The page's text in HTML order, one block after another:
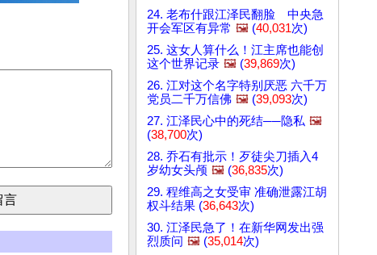
24. 老布什跟江泽民翻脸 中央急
开会军区有异常 🖼️ (40,031次)
25. 这女人算什么！江主席也能创
这个世界记录 🖼️ (39,869次)
26. 江对这个名字特别厌恶 六千万
党员二千万信佛 🖼️ (39,093次)
27. 江泽民心中的死结──隐私 🖼️
(38,700次)
28. 乔石有批示！歹徒尖刀插入4
岁幼女头颅 🖼️ (36,835次)
29. 程维高之女受审 准确泄露江胡
权斗结果 (36,643次)
30. 江泽民急了！在新华网发出强
烈质问 🖼️ (35,014次)